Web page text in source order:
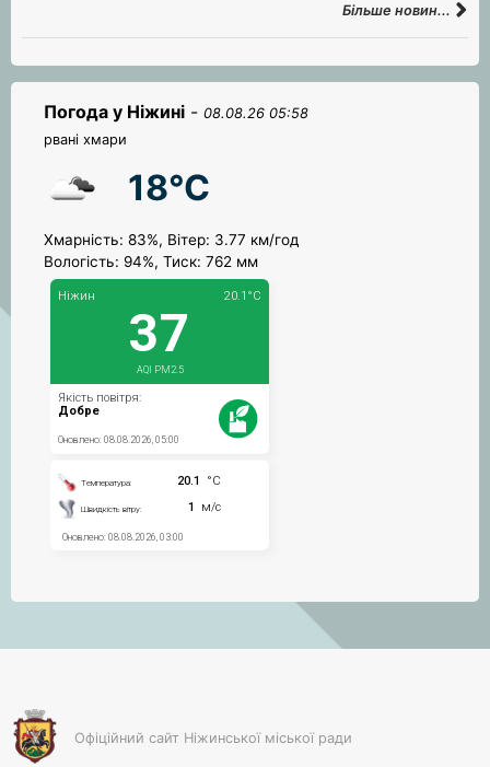
Більше новин...
Погода у Ніжині - 08.08.26 05:58
рвані хмари
18°C
Хмарність: 83%, Вітер: 3.77 км/год
Вологість: 94%, Тиск: 762 мм
Офіційний сайт Ніжинської міської ради